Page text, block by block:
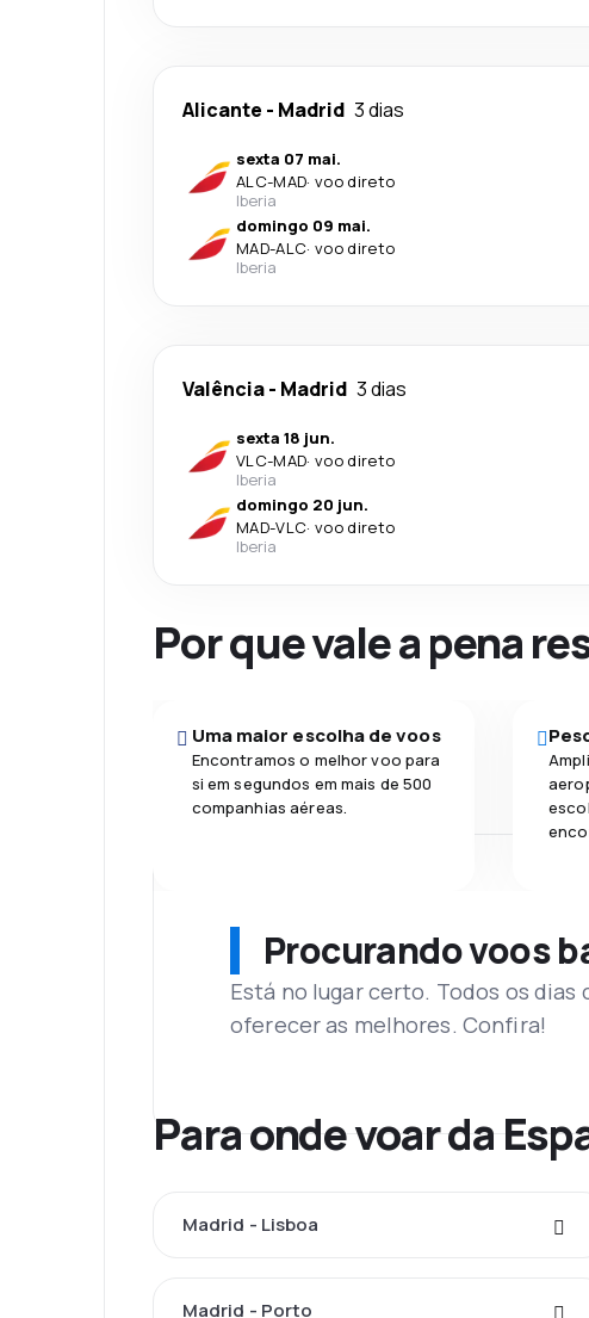
Alicante - Madrid 3 dias
sexta 07 mai.
ALC-MAD· voo direto
Iberia
domingo 09 mai.
MAD-ALC· voo direto
Iberia
Valência- Madrid 3 dias
sexta 18 jun.
VLC-MAD· voo direto
Iberia
domingo 20 jun.
MAD-VLC· voo direto
Iberia
Por que vale a pena
Uma maior escolha de voos
Encontramos o melhor voo para
si em segundos em mais de 500
companhias aéreas.
Procurando voos
Está no lugar certo. Todos os
oferecer as melhores. Confira!
Para onde voar da
Madrid - Lisboa
Madrid - Porto